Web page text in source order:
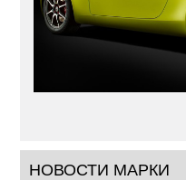
НОВОСТИ МАРКИ